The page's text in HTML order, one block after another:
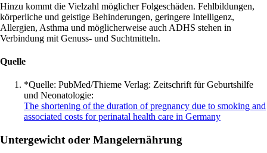
Hinzu kommt die Vielzahl möglicher Folgeschäden. Fehlbildungen,
körperliche und geistige Behinderungen, geringere Intelligenz,
Allergien, Asthma und möglicherweise auch ADHS stehen in
Verbindung mit Genuss- und Suchtmitteln.
Quelle
*Quelle: PubMed/Thieme Verlag: Zeitschrift für Geburtshilfe
und Neonatologie:
The shortening of the duration of pregnancy due to smoking and
associated costs for perinatal health care in Germany
Untergewicht oder Mangelernährung